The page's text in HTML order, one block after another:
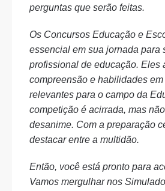
perguntas que serão feitas.
Os Concursos Educação e
essencial em sua jornada para
profissional de educação. Eles
compreensão e habilidades
relevantes para o campo da
competição é acirrada, mas
desanime. Com a preparação
destacar entre a multidão.
Então, você está pronto para
Vamos mergulhar nos